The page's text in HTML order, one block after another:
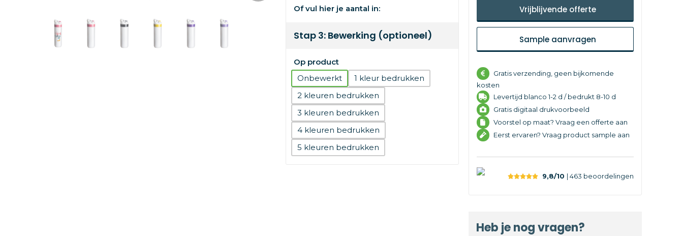
Of vul hier je aantal in:
Stap 3: Bewerking (optioneel)
Op product
Onbewerkt
1
2
3
4
5
Vrijblijvende offerte
Sample aanvragen
Gratis verzending, geen bijkomende
kosten
Levertijd blanco 1-2 d / bedrukt 8-10 d
Gratis digitaal drukvoorbeeld
Voorstel op maat? Vraag een offerte aan
Eerst ervaren? Vraag product sample aan
9,8/10 | 463 beoordelingen
Heb je nog vragen?